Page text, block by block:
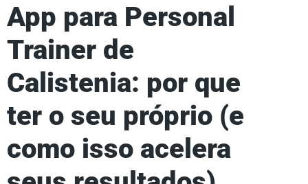
App para Personal
Trainer de
Calistenia: por que
ter o seu próprio (e
como isso acelera